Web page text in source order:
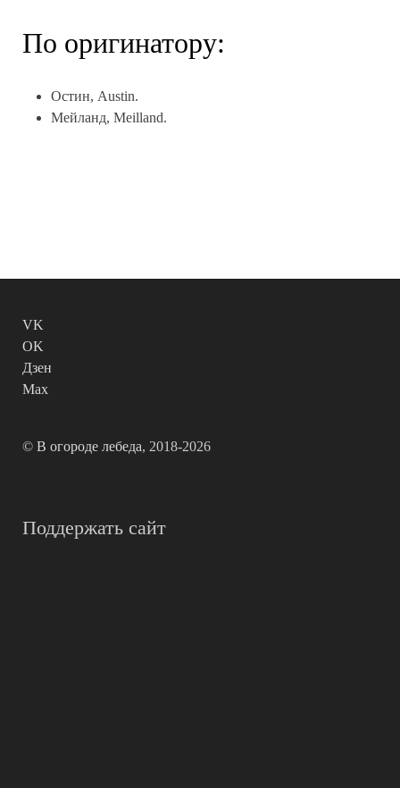
По оригинатору:
Остин, Austin.
Мейланд, Meilland.
VK
OK
Дзен
Max
© В огороде лебеда, 2018-2026
Поддержать сайт